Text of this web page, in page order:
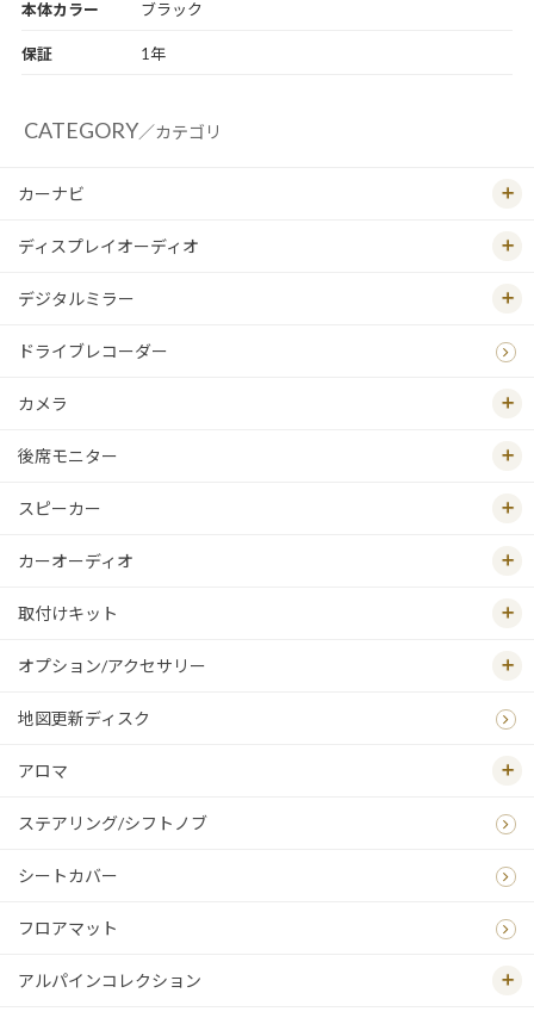
本体カラー ブラック
保証 1年
CATEGORY／カテゴリ
カーナビ
ディスプレイオーディオ
デジタルミラー
ドライブレコーダー
カメラ
後席モニター
スピーカー
カーオーディオ
取付けキット
オプション/アクセサリー
地図更新ディスク
アロマ
ステアリング/シフトノブ
シートカバー
フロアマット
アルパインコレクション